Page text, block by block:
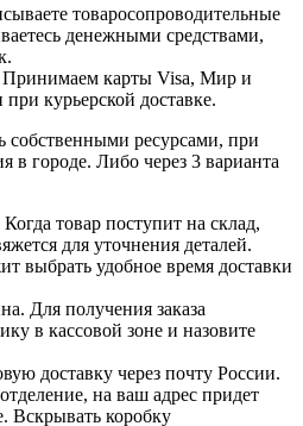
товаросопроводительные
денежными средствами,
Принимаем карты Visa, Мир и
курьерской доставке.
собственными ресурсами, при
в городе. Либо через 3 варианта
товар поступит на склад,
для уточнения деталей.
выбрать удобное время доставки
Для получения заказа
в кассовой зоне и назовите
доставку через почту России.
на ваш адрес придет
Вскрывать коробку